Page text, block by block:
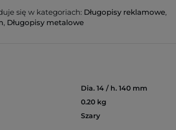
się w kategoriach: Długopisy reklamowe,
, Długopisy metalowe
Dia. 14 / h. 140 mm
0.20 kg
Szary